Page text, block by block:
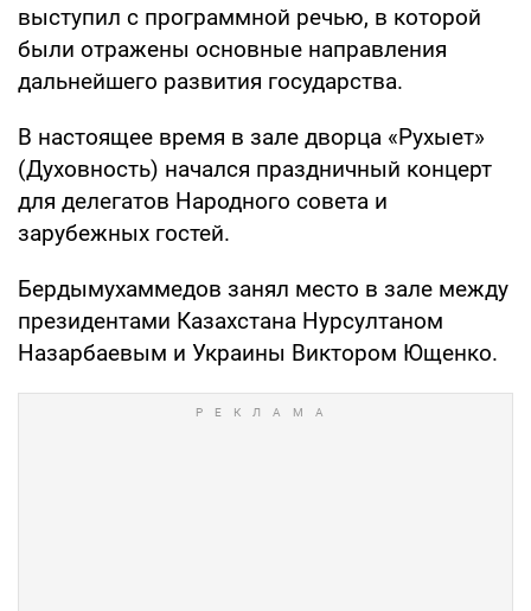
выступил с программной речью, в которой
были отражены основные направления
дальнейшего развития государства.
В настоящее время в зале дворца «Рухыет»
(Духовность) начался праздничный концерт
для делегатов Народного совета и
зарубежных гостей.
Бердымухаммедов занял место в зале между
президентами Казахстана Нурсултаном
Назарбаевым и Украины Виктором Ющенко.